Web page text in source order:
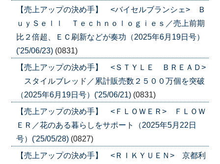
【売上アップの決め手】 <バイセルブランシェ> Ｂ
ｕｙＳｅｌｌ Ｔｅｃｈｎｏｌｏｇｉｅｓ／売上前期
比２倍超、ＥＣ刷新などが奏功（2025年6月19日号）
('25/06/23) (0831)
【売上アップの決め手】 <ＳＴＹＬＥ ＢＲＥＡＤ>
スタイルブレッド／累計販売数２５００万個を突破
（2025年6月19日号）('25/06/21) (0831)
【売上アップの決め手】 <ＦＬＯＷＥＲ> ＦＬＯＷ
ＥＲ／花のある暮らしをサポート（2025年5月22日
号）('25/05/28) (0827)
【売上アップの決め手】 <ＲＩＫＹＵＥＮ> 京都利